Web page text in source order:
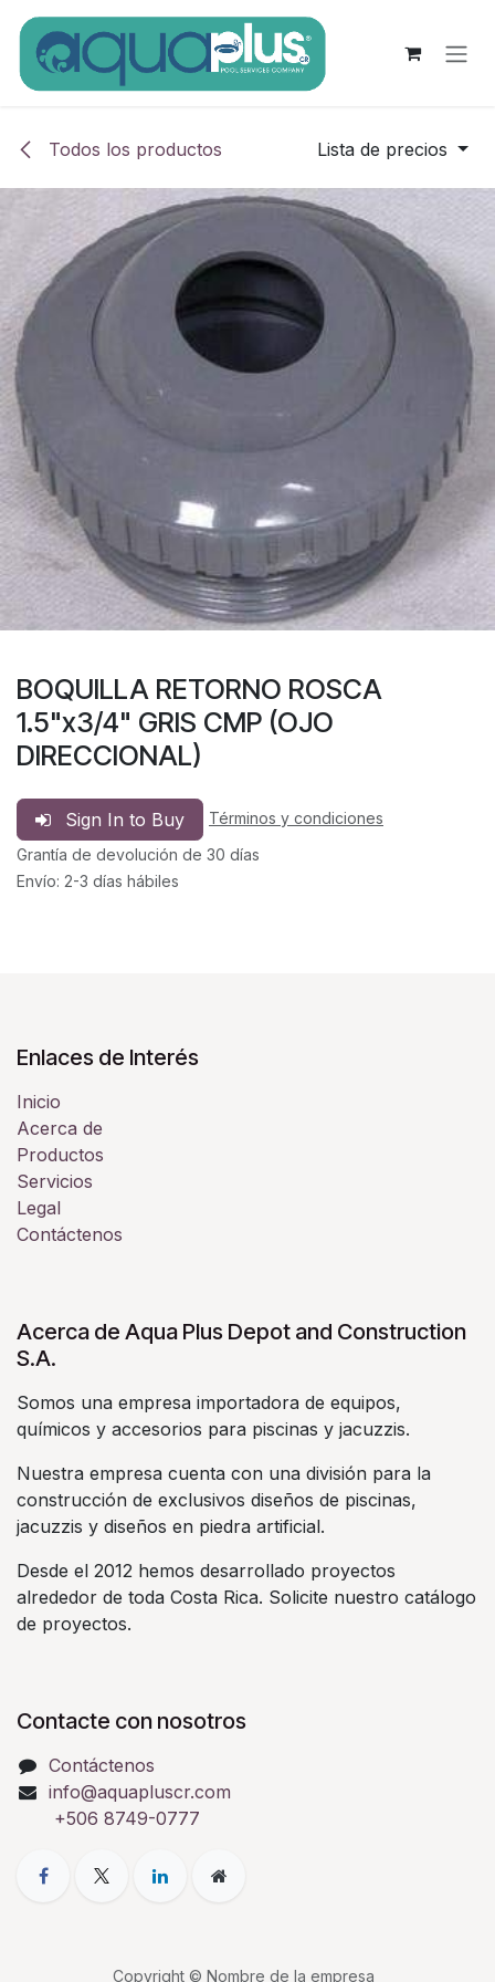
Ir al contenido
Todos los productos Lista de precios
BOQUILLA RETORNO ROSCA
1.5"x3/4" GRIS CMP (OJO
DIRECCIONAL)
Sign In to Buy
Términos y condiciones
Grantía de devolución de 30 días
Envío: 2-3 días hábiles
Enlaces de Interés
Inicio
Acerca de
Productos
Servicios
Legal
Contáctenos
Acerca de Aqua Plus Depot and Construction
S.A.
Somos una empresa importadora de equipos,
químicos y accesorios para piscinas y jacuzzis.
Nuestra empresa cuenta con una división para la
construcción de exclusivos diseños de piscinas,
jacuzzis y diseños en piedra artificial.
Desde el 2012 hemos desarrollado proyectos
alrededor de toda Costa Rica. Solicite nuestro catálogo
de proyectos.
Contacte con nosotros
Contáctenos
info@aquapluscr.com
+506 8749-0777
Copyright © Nombre de la empresa